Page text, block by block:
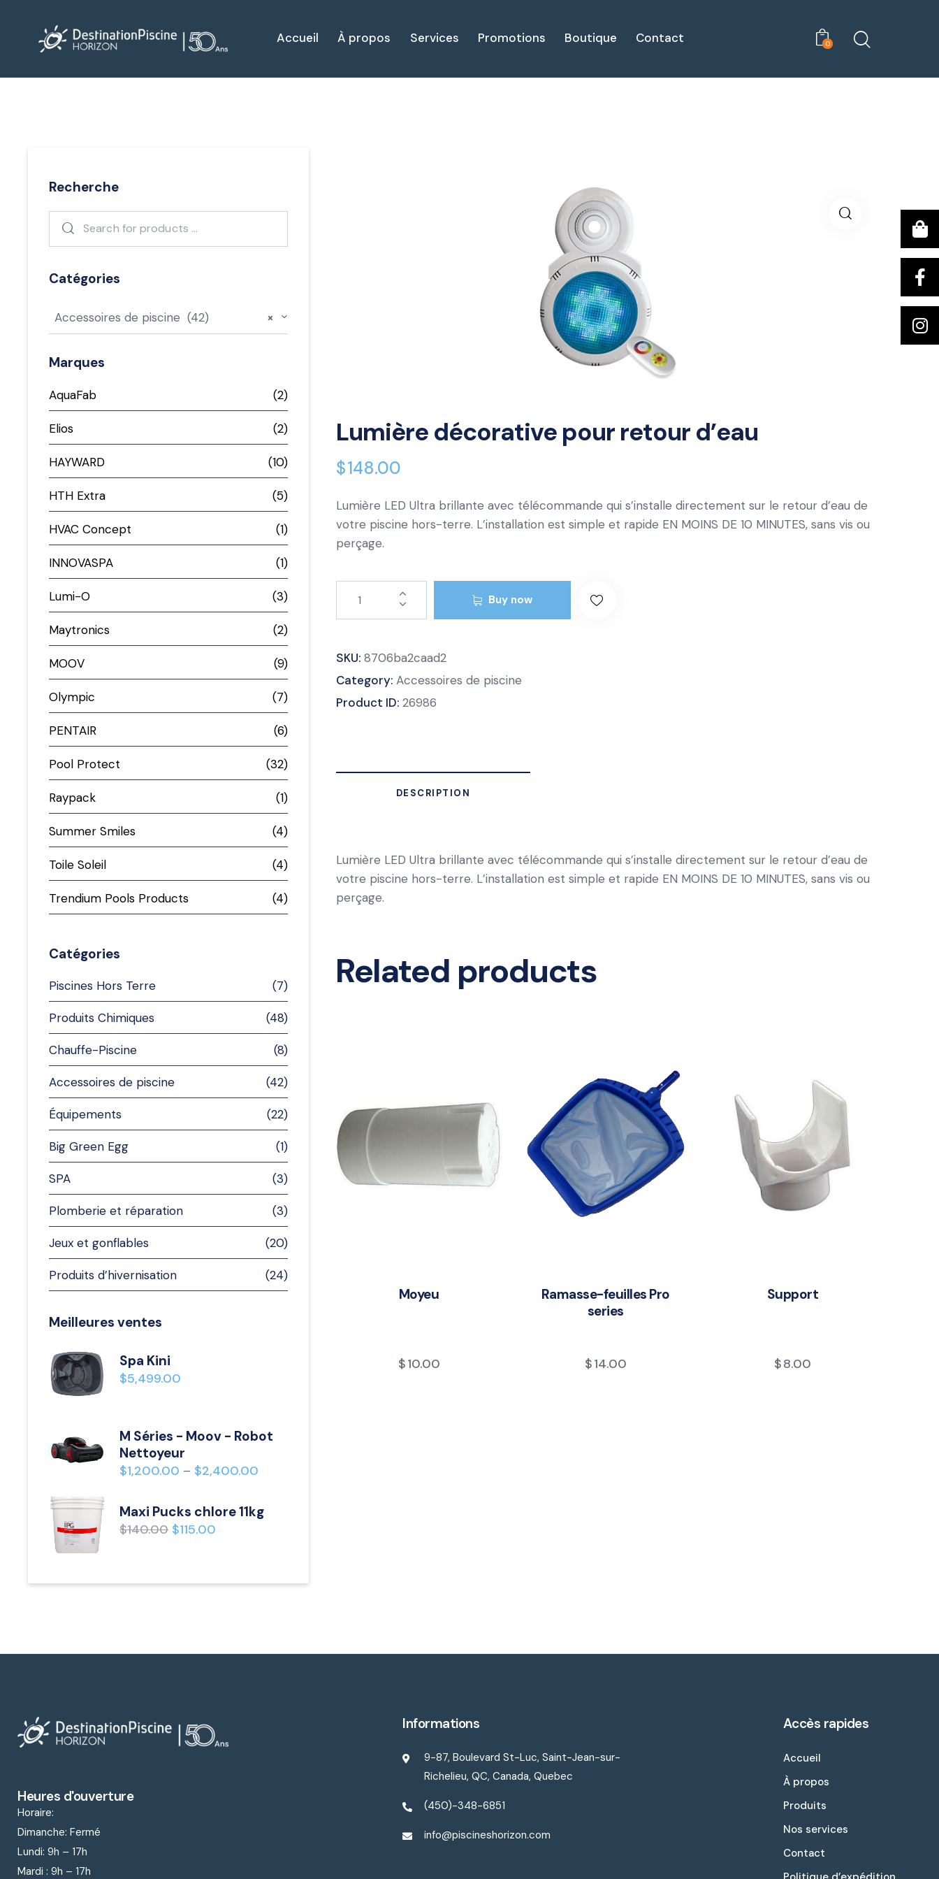
Accueil À propos Services Promotions Boutique Contact 0
Lumière décorative pour retour d’eau
$148.00
Lumière LED Ultra brillante avec télécommande qui s’installe directement sur le retour d’eau de
votre piscine hors-terre. L’installation est simple et rapide EN MOINS DE 10 MINUTES, sans vis ou
perçage.
Buy now
SKU: 8706ba2caad2
Category: Accessoires de piscine
Product ID: 26986
DESCRIPTION
Lumière LED Ultra brillante avec télécommande qui s’installe directement sur le retour d’eau de
votre piscine hors-terre. L’installation est simple et rapide EN MOINS DE 10 MINUTES, sans vis ou
perçage.
Related products
Moyeu
$10.00
Ramasse-feuilles Pro
series
$14.00
Support
$8.00
Recherche
Catégories
×
Accessoires de piscine (42)
Marques
AquaFab (2)
Elios (2)
HAYWARD (10)
HTH Extra (5)
HVAC Concept (1)
INNOVASPA (1)
Lumi-O (3)
Maytronics (2)
MOOV (9)
Olympic (7)
PENTAIR (6)
Pool Protect (32)
Raypack (1)
Summer Smiles (4)
Toile Soleil (4)
Trendium Pools Products (4)
Catégories
Piscines Hors Terre (7)
Produits Chimiques (48)
Chauffe-Piscine (8)
Accessoires de piscine (42)
Équipements (22)
Big Green Egg (1)
SPA (3)
Plomberie et réparation (3)
Jeux et gonflables (20)
Produits d’hivernisation (24)
Meilleures ventes
Spa Kini
$5,499.00
M Séries - Moov - Robot
Nettoyeur
$1,200.00 – $2,400.00
Maxi Pucks chlore 11kg
$140.00 $115.00
Heures d'ouverture
Horaire:
Dimanche: Fermé
Lundi: 9h – 17h
Mardi : 9h – 17h
Informations
9-87, Boulevard St-Luc, Saint-Jean-sur-
Richelieu, QC, Canada, Quebec
(450)-348-6851
info@piscineshorizon.com
Accès rapides
Accueil
À propos
Produits
Nos services
Contact